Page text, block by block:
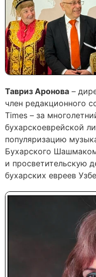
Тавриз Аронова –
член редакционного
Times – за
бухарскоеврейской
популяризацию
Бухарского
и просветительскую
бухарских евреев